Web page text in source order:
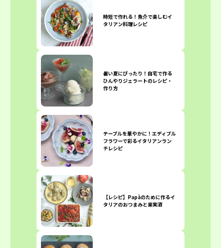
時短で作れる！魚介で楽しむイ
タリアン料理レシピ
暑い夏にぴったり！自宅で作る
ひんやりジェラートのレシピ・
作り方
テーブルを華やかに！エディブル
フラワーで彩るイタリアンラン
チレシピ
【レシピ】Papàのために作るイ
タリアのおつまみと果実酒